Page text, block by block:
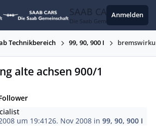
SAAB CARS
Die Saab Gemeinschaft
Anmelden
Technikbereich 99, 90, 900 I
alte achsen 900/1
um 19:41 26. Nov 2008 in99, 90, 900 I